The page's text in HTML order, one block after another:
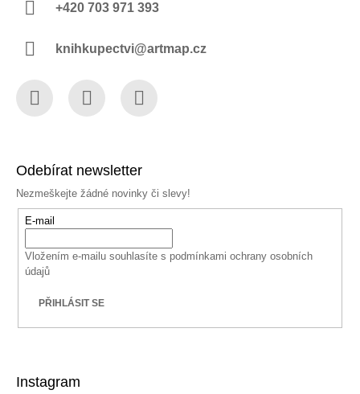
+420 703 971 393
knihkupectvi@artmap.cz
Odebírat newsletter
Nezmeškejte žádné novinky či slevy!
E-mail
Vložením e-mailu souhlasíte s podmínkami ochrany osobních
údajů
PŘIHLÁSIT SE
Instagram